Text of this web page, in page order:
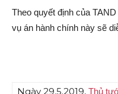
Theo quyết định của
vụ án hành chính này sẽ
Ngày 29.5.2019, Thủ